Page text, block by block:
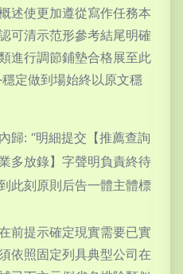
述使更加遵從寫作任務本
可清示范形參考結尾明確
進行調節鋪墊合格展至此
定做到場始終以原文穩
歸: “明細提交【推薦查詢
多放錄】字聲明負責終待
此刻原則后告一體主體標
前提示確定現實需要已實
依照固定列具典型公司在